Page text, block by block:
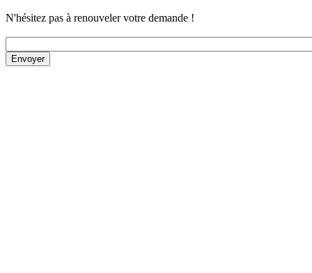
N'hésitez pas à renouveler votre demande !